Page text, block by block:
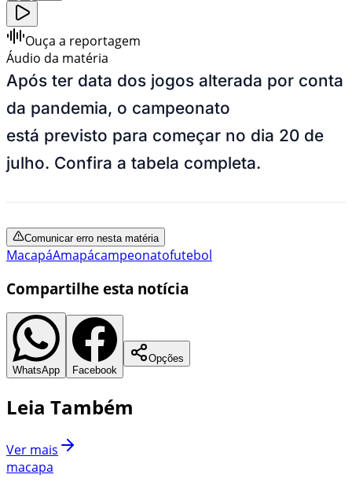
Ouça a reportagem
Áudio da matéria
Após ter data dos jogos alterada por conta
da pandemia, o campeonato
está previsto para começar no dia 20 de
julho. Confira a tabela completa.
Comunicar erro nesta matéria
MacapáAmapácampeonatofutebol
Compartilhe esta notícia
WhatsApp Facebook
Opções
Leia Também
Ver mais
macapa